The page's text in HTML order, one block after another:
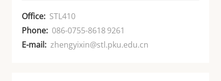
Office: STL410
Phone: 086-0755-8618 9261
E-mail: zhengyixin@stl.pku.edu.cn